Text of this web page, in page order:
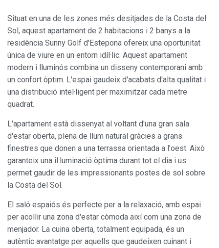
Situat en una de les zones més desitjades de la Costa del
Sol, aquest apartament de 2 habitacions i 2 banys a la
residència Sunny Golf d'Estepona ofereix una oportunitat
única de viure en un entorn idíl·lic. Aquest apartament
modern i lluminós combina un disseny contemporani amb
un confort òptim. L'espai gaudeix d'acabats d'alta qualitat i
una distribució intel·ligent per maximitzar cada metre
quadrat.
L'apartament està dissenyat al voltant d'una gran sala
d'estar oberta, plena de llum natural gràcies a grans
finestres que donen a una terrassa orientada a l'oest. Això
garanteix una il·luminació òptima durant tot el dia i us
permet gaudir de les impressionants postes de sol sobre
la Costa del Sol.
El saló espaiós és perfecte per a la relaxació, amb espai
per acollir una zona d'estar còmoda així com una zona de
menjador. La cuina oberta, totalment equipada, és un
autèntic avantatge per aquells que gaudeixen cuinant i